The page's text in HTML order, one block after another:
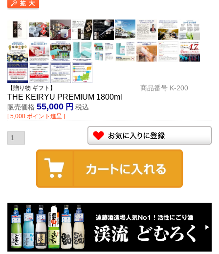
【贈り物 ギフト】
THE KEIRYU PREMIUM 1800ml
商品番号 K-200
販売価格 55,000 税込
[ 5,000 ポイント進呈 ]